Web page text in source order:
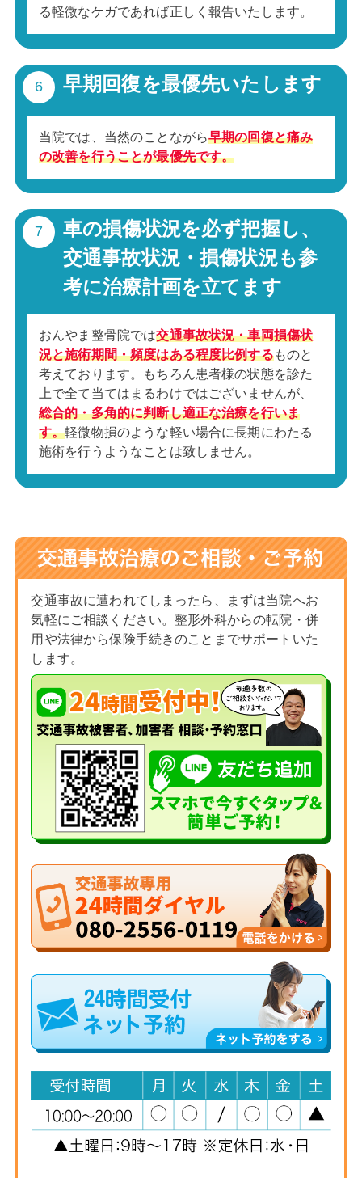
る軽微なケガであれば正しく報告いたします。
早期回復を最優先いたします
当院では、当然のことながら早期の回復と痛み
の改善を行うことが最優先です。
車の損傷状況を必ず把握し、
交通事故状況・損傷状況も参
考に治療計画を立てます
おんやま整骨院では交通事故状況・車両損傷状
況と施術期間・頻度はある程度比例するものと
考えております。もちろん患者様の状態を診た
上で全て当てはまるわけではございませんが、
総合的・多角的に判断し適正な治療を行いま
す。軽微物損のような軽い場合に長期にわたる
施術を行うようなことは致しません。
交通事故に遭われてしまったら、まずは当院へお
気軽にご相談ください。整形外科からの転院・併
用や法律から保険手続きのことまでサポートいた
します。